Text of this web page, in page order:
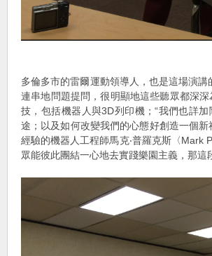
多倫多市的雷爾運動領導人，也是這場演
連串地問題提問，很明顯地這些聽眾都深
技，包括機器人與3D列印機；“我們也詳
途；以及如何改變我們的心態好創造一個
經驗的機器人工程師馬克‧普羅克斯〈Mark
眾能彼此團結一心地去實踐樂園主義，那這